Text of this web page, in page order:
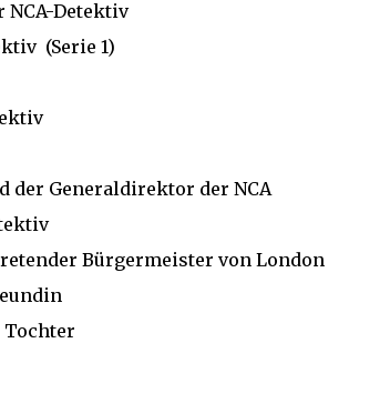
NCA-Detektiv
(Serie 1)
der Generaldirektor der NCA
Bürgermeister von London
Tochter